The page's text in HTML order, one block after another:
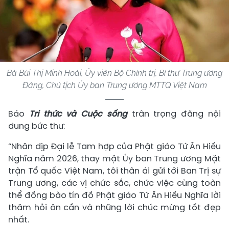
Bà Bùi Thị Minh Hoài, Ủy viên Bộ Chính trị, Bí thư Trung ương
Đảng, Chủ tịch Ủy ban Trung ương MTTQ Việt Nam
Báo Tri thức và Cuộc sống trân trọng đăng nội
dung bức thư:
“Nhân dịp Đại lễ Tam hợp của Phật giáo Tứ Ân Hiếu
Nghĩa năm 2026, thay mặt Ủy ban Trung ương Mặt
trận Tổ quốc Việt Nam, tôi thân ái gửi tới Ban Trị sự
Trung ương, các vị chức sắc, chức việc cùng toàn
thể đồng bào tín đồ Phật giáo Tứ Ân Hiếu Nghĩa lời
thăm hỏi ân cần và những lời chúc mừng tốt đẹp
nhất.